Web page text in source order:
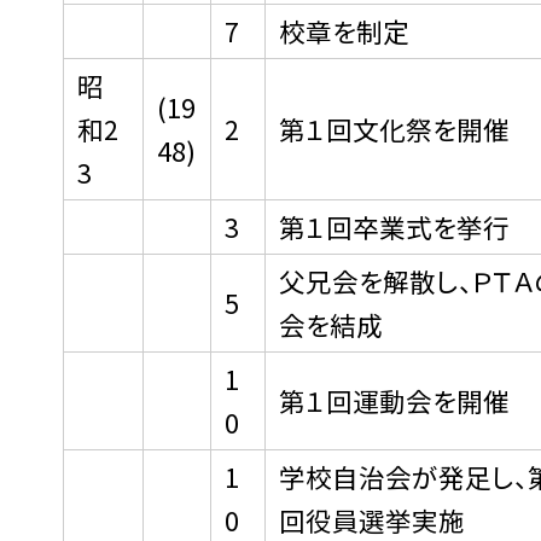
7
校章を制定
昭
和2
3
(19
48)
2 第１回文化祭を開催
3 第１回卒業式を挙行
5
父兄会を解散し、ＰＴ
会を結成
1
0
第１回運動会を開催
1
0
学校自治会が発足し、
回役員選挙実施